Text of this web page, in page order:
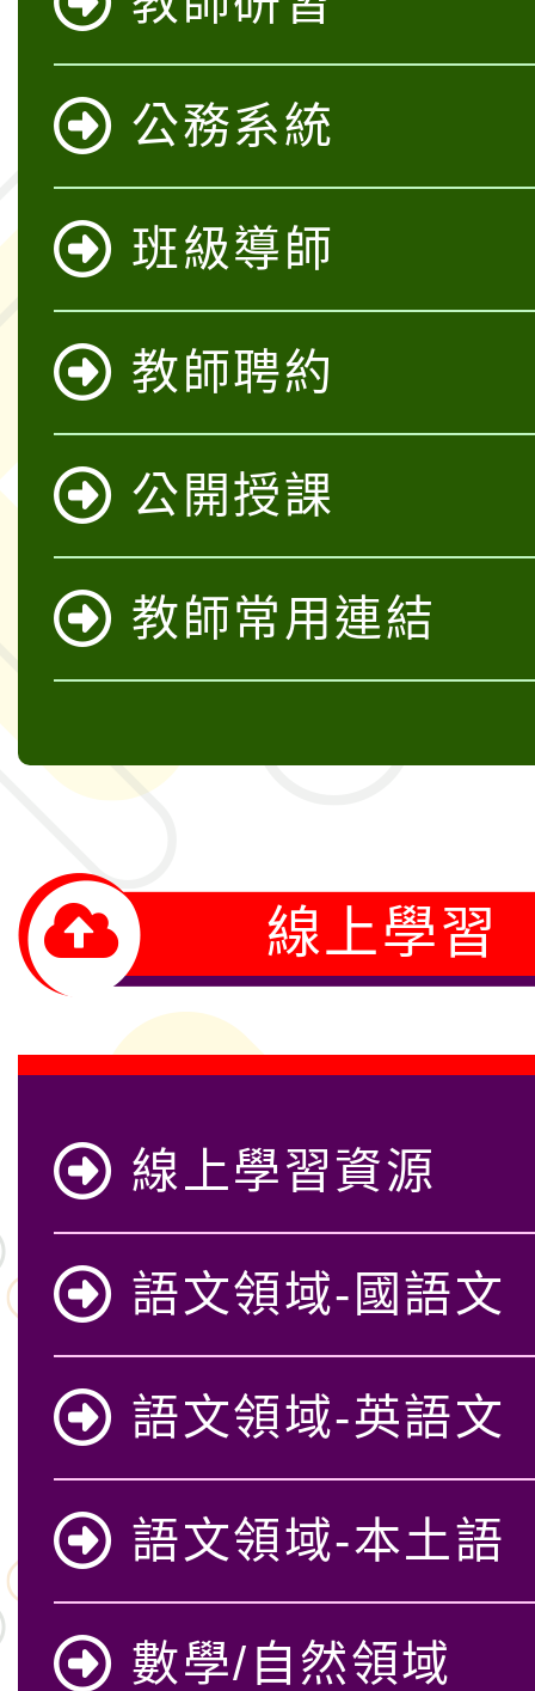
公務系統
班級導師
教師聘約
公開授課
教師常用連結
線上學習
線上學習資源
語文領域-國語文
語文領域-英語文
語文領域-本土語
數學/自然領域